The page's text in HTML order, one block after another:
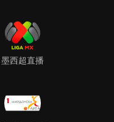
墨西超直播